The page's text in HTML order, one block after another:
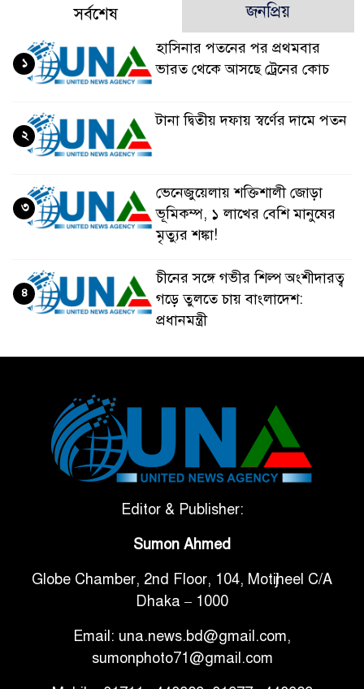
সর্বশেষ জনপ্রিয়
হাসিনার পতনের পর প্রথমবার
ভারত থেকে আসছে ট্রেনের কোচ
১
টানা দ্বিতীয় দফায় স্বর্ণের দামে পতন
২
ভেনেজুয়েলায় শক্তিশালী জোড়া
ভূমিকম্প, ১ লাখের বেশি মানুষের
মৃত্যুর শঙ্কা!
৩
চীনের সঙ্গে গভীর শিল্প অংশীদারত্ব
গড়ে তুলতে চায় বাংলাদেশ:
প্রধানমন্ত্রী
৪
টানা ৩ ম্যাচে গোল ভিনির, ইতিহাস
বলছে বিশ্বকাপ জিতবে ব্রাজিল
সরকারি ৩শ কেজি বই বিক্রির
গাড়ি বিক্রির পর মালিকানা
পরিবর্তনে কঠোর নির্দেশনা
আ.লীগ ও বিএনপির বিরুদ্ধে
Editor & Publisher:
Sumon Ahmed
Globe Chamber, 2nd Floor, 104, Motijheel C/A
Dhaka – 1000
Email: una.news.bd@gmail.com,
sumonphoto71@gmail.com